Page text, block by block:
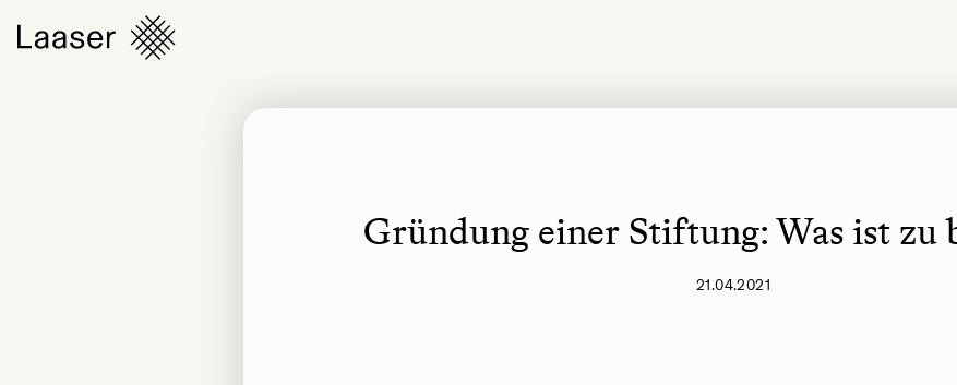
Gründung einer Stiftung: Was ist zu
21.04.2021